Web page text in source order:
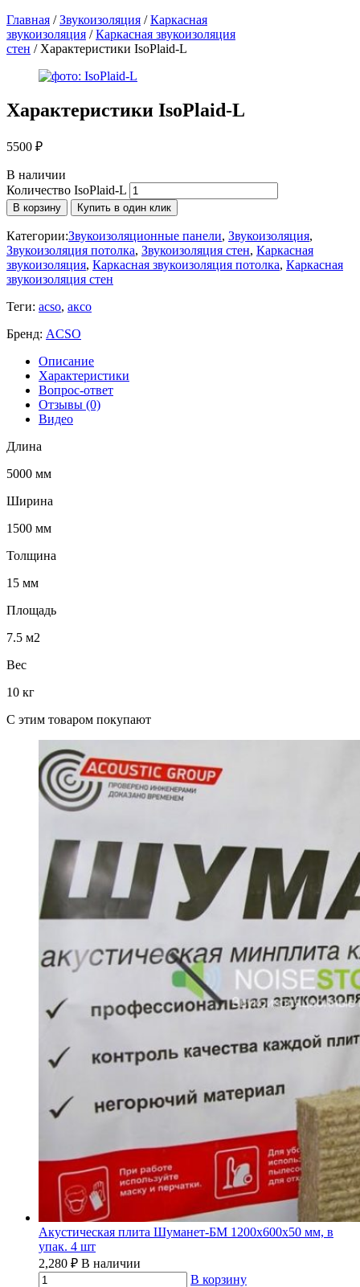
Главная /Звукоизоляция /Каркасная
звукоизоляция /Каркасная звукоизоляция
стен / Характеристики IsoPlaid-L
Характеристики IsoPlaid-L
5500 ₽
В наличии
Количество IsoPlaid-L
В корзину Купить в один клик
Категории:Звукоизоляционные панели, Звукоизоляция,
Звукоизоляция потолка, Звукоизоляция стен, Каркасная
звукоизоляция, Каркасная звукоизоляция потолка, Каркасная
звукоизоляция стен
Теги: acso, аксо
Бренд: ACSO
Описание
Характеристики
Вопрос-ответ
Отзывы (0)
Видео
Длина
5000 мм
Ширина
1500 мм
Толщина
15 мм
Площадь
7.5 м2
Вес
10 кг
C этим товаром покупают
Акустическая плита Шуманет-БМ 1200х600х50 мм, в
упак. 4 шт
2,280 ₽ В наличии
В корзину